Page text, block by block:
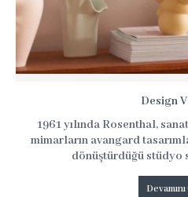
Design
1961 yılında Rosenthal,
mimarların avangard
dönüştürdüğü stüdyo